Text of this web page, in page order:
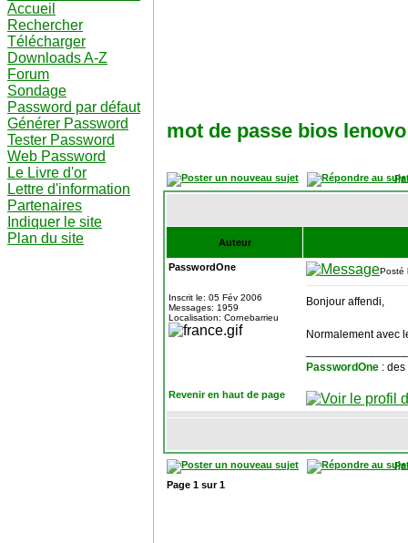
Accueil
Rechercher
Télécharger
Downloads A-Z
Forum
Sondage
Password par défaut
Générer Password
Tester Password
Web Password
Le Livre d'or
Lettre d'information
Partenaires
Indiquer le site
Plan du site
mot de passe bios
Auteur
PasswordOne
Inscrit le: 05 Fév 2006
Messages: 1959
Localisation: Cornebarrieu
Posté
Bonjour affendi,
Normalement avec
PasswordOne :
Revenir en haut de page
Page 1 sur1